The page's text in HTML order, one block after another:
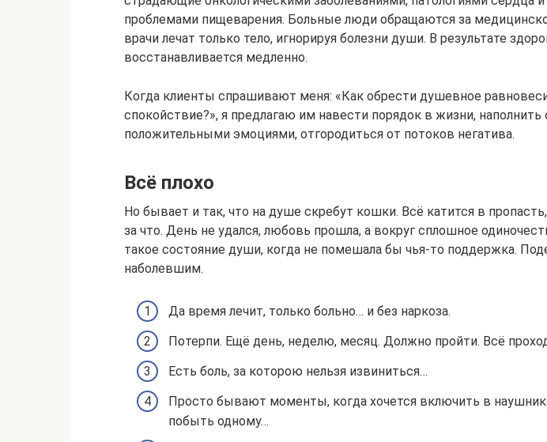
проблемами пищеварения. Больные люди обращаются за
врачи лечат только тело, игнорируя болезни души. В результате
восстанавливается медленно.
Когда клиенты спрашивают меня: «Как обрести душевное
спокойствие?», я предлагаю им навести порядок в жизни,
положительными эмоциями, отгородиться от потоков негатива.
Всё плохо
Но бывает и так, что на душе скребут кошки. Всё катится в
за что. День не удался, любовь прошла, а вокруг сплошное
такое состояние души, когда не помешала бы чья-то поддержка.
наболевшим.
Да время лечит, только больно… и без наркоза.
Потерпи. Ещё день, неделю, месяц. Должно пройти. Всё
Есть боль, за которою нельзя извиниться…
Просто бывают моменты, когда хочется включить в
побыть одному…